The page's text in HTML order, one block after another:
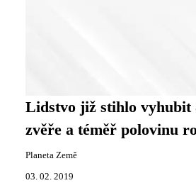
Lidstvo již stihlo vyhubit
zvěře a téměř polovinu
Planeta Země
03. 02. 2019